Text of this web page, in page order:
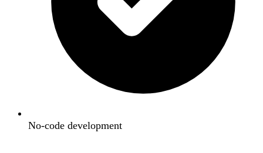
No-code development